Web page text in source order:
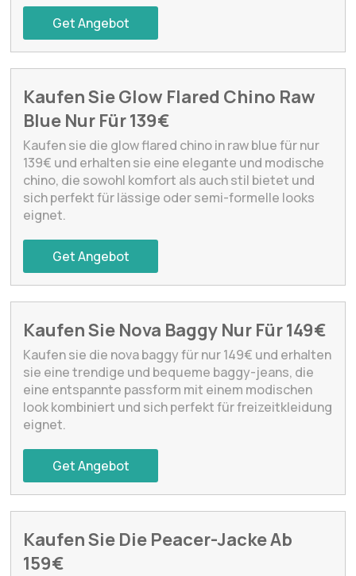
Get Angebot
Kaufen Sie Glow Flared Chino Raw
Blue Nur Für 139€
Kaufen sie die glow flared chino in raw blue für nur
139€ und erhalten sie eine elegante und modische
chino, die sowohl komfort als auch stil bietet und
sich perfekt für lässige oder semi-formelle looks
eignet.
Get Angebot
Kaufen Sie Nova Baggy Nur Für 149€
Kaufen sie die nova baggy für nur 149€ und erhalten
sie eine trendige und bequeme baggy-jeans, die
eine entspannte passform mit einem modischen
look kombiniert und sich perfekt für freizeitkleidung
eignet.
Get Angebot
Kaufen Sie Die Peacer-Jacke Ab
159€